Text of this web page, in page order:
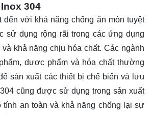
304
đến với khả năng chống ăn mòn tuyệt
sử dụng rộng rãi trong các ứng dụng
khả năng chịu hóa chất. Các ngành
dược phẩm và hóa chất thường
sản xuất các thiết bị chế biến và lưu
cũng được sử dụng trong sản xuất
tính an toàn và khả năng chống lại sự